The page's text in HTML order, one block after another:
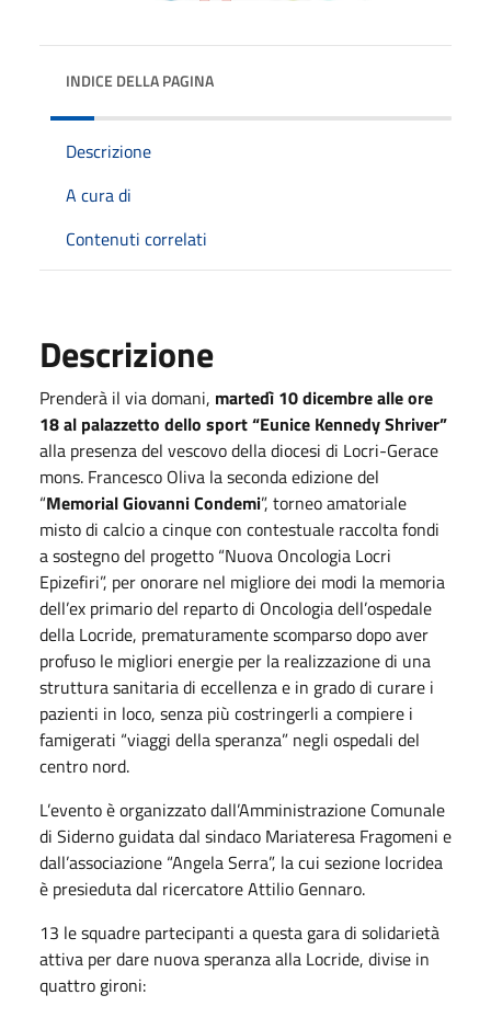
INDICE DELLA PAGINA
Descrizione
A cura di
Contenuti correlati
Descrizione
Prenderà il via domani, martedì 10 dicembre alle ore
18 al palazzetto dello sport “Eunice Kennedy Shriver”
alla presenza del vescovo della diocesi di Locri-Gerace
mons. Francesco Oliva la seconda edizione del
“Memorial Giovanni Condemi”, torneo amatoriale
misto di calcio a cinque con contestuale raccolta fondi
a sostegno del progetto “Nuova Oncologia Locri
Epizefiri”, per onorare nel migliore dei modi la memoria
dell’ex primario del reparto di Oncologia dell’ospedale
della Locride, prematuramente scomparso dopo aver
profuso le migliori energie per la realizzazione di una
struttura sanitaria di eccellenza e in grado di curare i
pazienti in loco, senza più costringerli a compiere i
famigerati “viaggi della speranza” negli ospedali del
centro nord.
L’evento è organizzato dall’Amministrazione Comunale
di Siderno guidata dal sindaco Mariateresa Fragomeni e
dall’associazione “Angela Serra”, la cui sezione locridea
è presieduta dal ricercatore Attilio Gennaro.
13 le squadre partecipanti a questa gara di solidarietà
attiva per dare nuova speranza alla Locride, divise in
quattro gironi: